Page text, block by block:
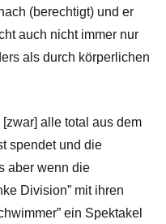
(berechtigt) und er
auch nicht immer nur
als durch körperlichen
alle total aus dem
spendet und die
aber wenn die
Division” mit ihren
ein Spektakel